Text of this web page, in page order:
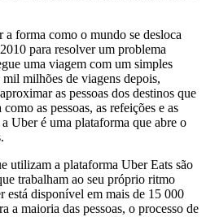
forma como o mundo se desloca
para resolver um problema
uma viagem com um simples
milhões de viagens depois,
as pessoas dos destinos que
as pessoas, as refeições e as
Uber é uma plataforma que abre o
utilizam a plataforma Uber Eats são
trabalham ao seu próprio ritmo
disponível em mais de 15 000
a maioria das pessoas, o processo de